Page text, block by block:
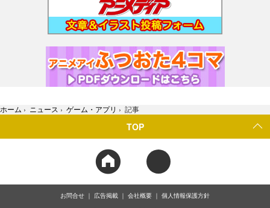
ホーム › ニュース › ゲーム・アプリ › 記事
TOP
お問合せ 広告掲載 会社概要 個人情報保護方針